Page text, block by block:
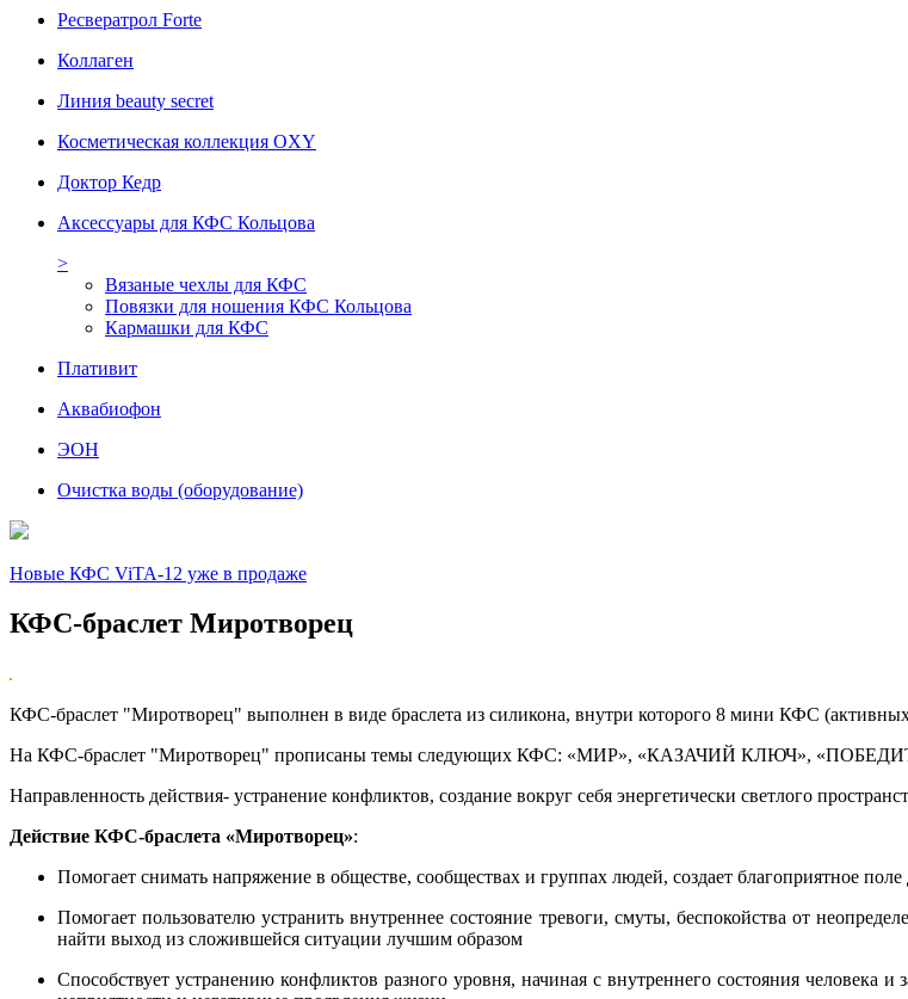
Ресвератрол Forte
Коллаген
Линия beauty secret
Косметическая коллекция OXY
Доктор Кедр
Аксессуары для КФС Кольцова
>
Вязаные чехлы для КФС
Повязки для ношения КФС Кольцова
Кармашки для КФС
Плативит
Аквабиофон
ЭОН
Очистка воды (оборудование)
Новые КФС ViTA-12 уже в продаже
КФС-браслет Миротворец
КФС-браслет "Миротворец" выполнен в виде браслета из силикона, внутри которого 8 мини КФС
На КФС-браслет "Миротворец" прописаны темы следующих КФС: «МИР», «КАЗАЧИЙ КЛЮЧ»,
Направленность действия- устранение конфликтов, создание вокруг себя энергетически светлого
Действие КФС-браслета «Миротворец»:
Помогает снимать напряжение в обществе, сообществах и группах людей, создает благоприятное
Помогает пользователю устранить внутреннее состояние тревоги, смуты, беспокойства от
найти выход из сложившейся ситуации лучшим образом
Способствует устранению конфликтов разного уровня, начиная с внутреннего состояния